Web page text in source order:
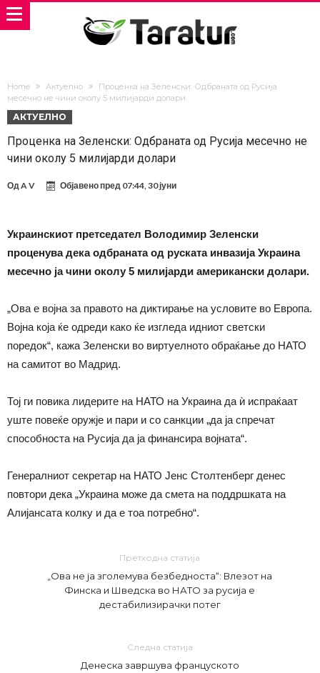
Home Актуелно
Проценка на Зеленски: Одбраната од Русија
месечно не чини околу 5 милијарди долари
АКТУЕЛНО
Проценка на Зеленски: Одбраната од Русија месечно не
чини околу 5 милијарди долари
ОдA V Објавено пред 07:44, 30 јуни
Украинскиот претседател Володимир Зеленски
проценува дека одбраната од руската инвазија Украина
месечно ја чини околу 5 милијарди американски долари.
„Ова е војна за правото на диктирање на условите во Европа.
Војна која ќе одреди како ќе изгледа идниот светски
поредок“, кажа Зеленски во виртуелното обраќање до НАТО
на самитот во Мадрид.
Тој ги повика лидерите на НАТО на Украина да ѝ испраќаат
уште повеќе оружје и пари и со санкции „да ја спречат
способноста на Русија да ја финансира војната“.
Генералниот секретар на НАТО Јенс Столтенберг денес
повтори дека „Украина може да смета на поддршката на
Алијансата колку и да е тоа потребно“.
Претходна статија
„Ова не ја зголемува безбедноста“: Влезот на
Финска и Шведска во НАТО за русија е
дестабилизирачки потег
Следна статија
Денеска завршува француското